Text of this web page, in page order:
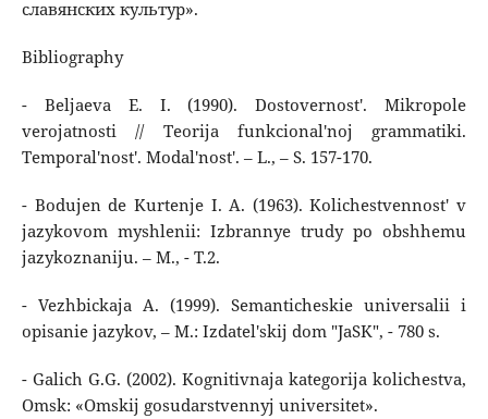
славянских культур».
Bibliography
- Beljaeva E. I. (1990). Dostovernost'. Mikropole
verojatnosti // Teorija funkcional'noj grammatiki.
Temporal'nost'. Modal'nost'. – L., – S. 157-170.
- Bodujen de Kurtenje I. A. (1963). Kolichestvennost' v
jazykovom myshlenii: Izbrannye trudy po obshhemu
jazykoznaniju. – M., - T.2.
- Vezhbickaja A. (1999). Semanticheskie universalii i
opisanie jazykov, – M.: Izdatel'skij dom "JaSK", - 780 s.
- Galich G.G. (2002). Kognitivnaja kategorija kolichestva,
Omsk: «Omskij gosudarstvennyj universitet».